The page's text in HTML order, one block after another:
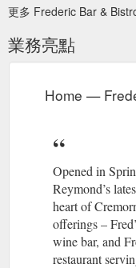
更多 Frederic Bar &
業務亮點
Home —
Opened in
Reymond’s
heart of
offerings –
wine bar, and
restaurant